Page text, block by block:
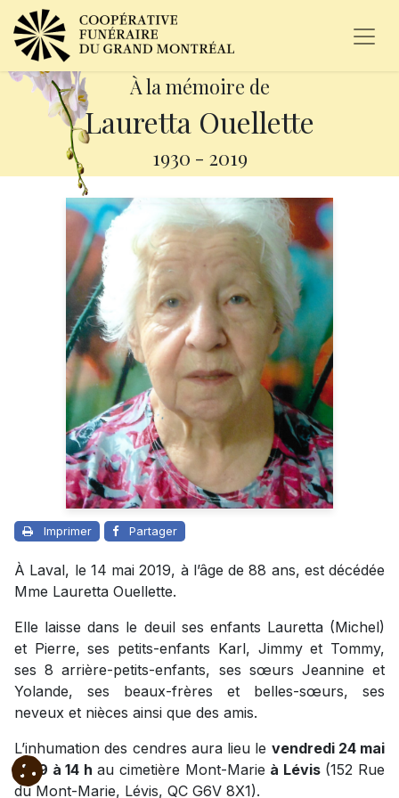
À la mémoire de
Lauretta Ouellette
1930 - 2019
Imprimer Partager
À Laval, le 14 mai 2019, à l’âge de 88 ans, est décédée
Mme Lauretta Ouellette.
Elle laisse dans le deuil ses enfants Lauretta (Michel)
et Pierre, ses petits-enfants Karl, Jimmy et Tommy,
ses 8 arrière-petits-enfants, ses sœurs Jeannine et
Yolande, ses beaux-frères et belles-sœurs, ses
neveux et nièces ainsi que des amis.
L’inhumation des cendres aura lieu le vendredi 24 mai
2019 à 14 h au cimetière Mont-Marie à Lévis(152 Rue
du Mont-Marie, Lévis, QC G6V 8X1).